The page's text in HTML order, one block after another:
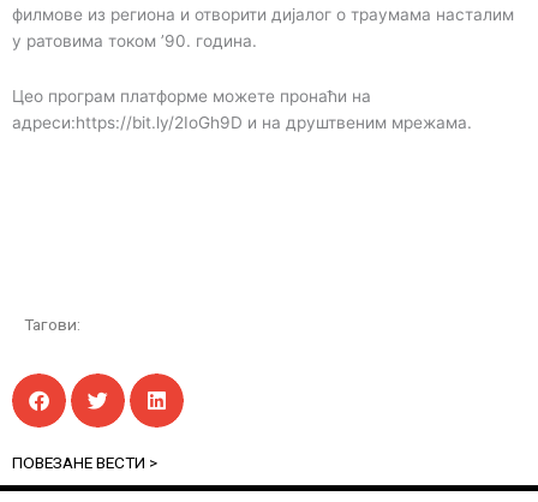
филмове из региона и отворити дијалог о траумама насталим
у ратовима током ’90. година.
Цео програм платформе можете пронаћи на
адреси:https://bit.ly/2IoGh9D и на друштвеним мрежама.
Тагови:
ПОВЕЗАНЕ ВЕСТИ >